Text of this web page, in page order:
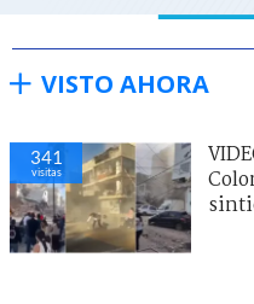
VISTO AHORA
341
visitas